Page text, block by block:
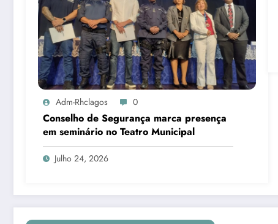
Adm-Rhclagos 0
Conselho de Segurança marca presença
em seminário no Teatro Municipal
Julho 24, 2026